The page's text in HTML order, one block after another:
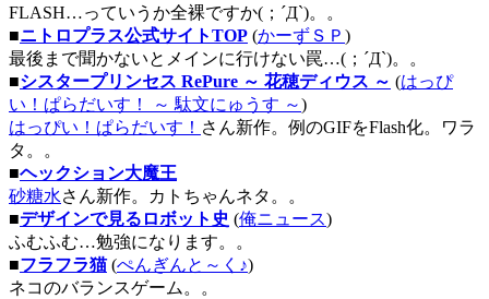
FLASH…っていうか全裸ですか(；´Д`)。。
■ニトロプラス公式サイトTOP (かーずＳＰ )
最後まで聞かないとメインに行けない罠…(；´Д`)。。
■シスタープリンセス RePure ～ 花穂ディウス ～ (はっぴ
い！ぱらだいす！ ～ 駄文にゅうす ～)
はっぴい！ぱらだいす！ さん新作。例のGIFをFlash化。ワラ
タ。。
■ヘックション大魔王
砂糖水さん新作。カトちゃんネタ。。
■デザインで見るロボット史 (俺ニュース)
ふむふむ…勉強になります。。
■フラフラ猫(ぺんぎんと～く♪)
ネコのバランスゲーム。。